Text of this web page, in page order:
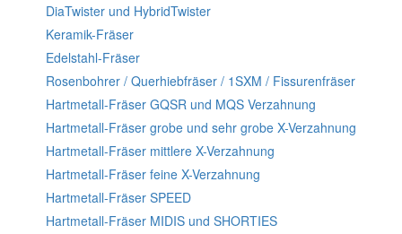
DiaTwister und HybridTwister
Keramik-Fräser
Edelstahl-Fräser
Rosenbohrer / Querhiebfräser / 1SXM / Fissurenfräser
Hartmetall-Fräser GQSR und MQS Verzahnung
Hartmetall-Fräser grobe und sehr grobe X-Verzahnung
Hartmetall-Fräser mittlere X-Verzahnung
Hartmetall-Fräser feine X-Verzahnung
Hartmetall-Fräser SPEED
Hartmetall-Fräser MIDIS und SHORTIES